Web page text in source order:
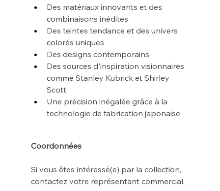
Des matériaux innovants et des
combinaisons inédites
Des teintes tendance et des univers
colorés uniques
Des designs contemporains
Des sources d'inspiration visionnaires
comme Stanley Kubrick et Shirley
Scott
Une précision inégalée grâce à la
technologie de fabrication japonaise
Coordonnées
Si vous êtes intéressé(e) par la collection,
contactez votre représentant commercial.